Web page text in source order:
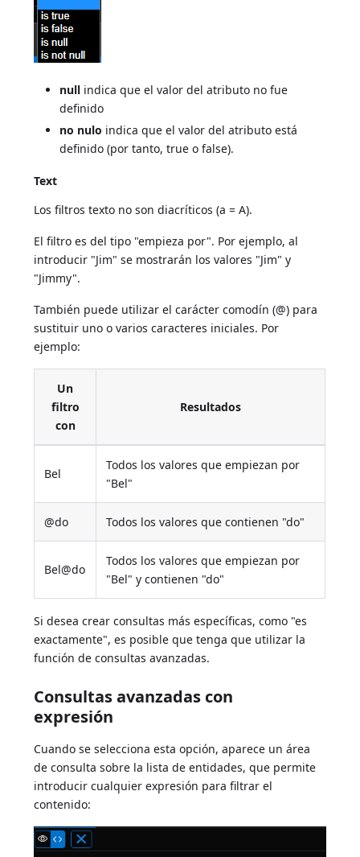
null indica que el valor del atributo no fue
definido
no nulo indica que el valor del atributo está
definido (por tanto, true o false).
Text
Los filtros texto no son diacríticos (a = A).
El filtro es del tipo "empieza por". Por ejemplo, al
introducir "Jim" se mostrarán los valores "Jim" y
"Jimmy".
También puede utilizar el carácter comodín (@) para
sustituir uno o varios caracteres iniciales. Por
ejemplo:
Un
filtro
con
Resultados
Bel
Todos los valores que empiezan por
"Bel"
@do Todos los valores que contienen "do"
Bel@do
Todos los valores que empiezan por
"Bel" y contienen "do"
Si desea crear consultas más específicas, como "es
exactamente", es posible que tenga que utilizar la
función de consultas avanzadas.
Consultas avanzadas con
expresión
Cuando se selecciona esta opción, aparece un área
de consulta sobre la lista de entidades, que permite
introducir cualquier expresión para filtrar el
contenido: